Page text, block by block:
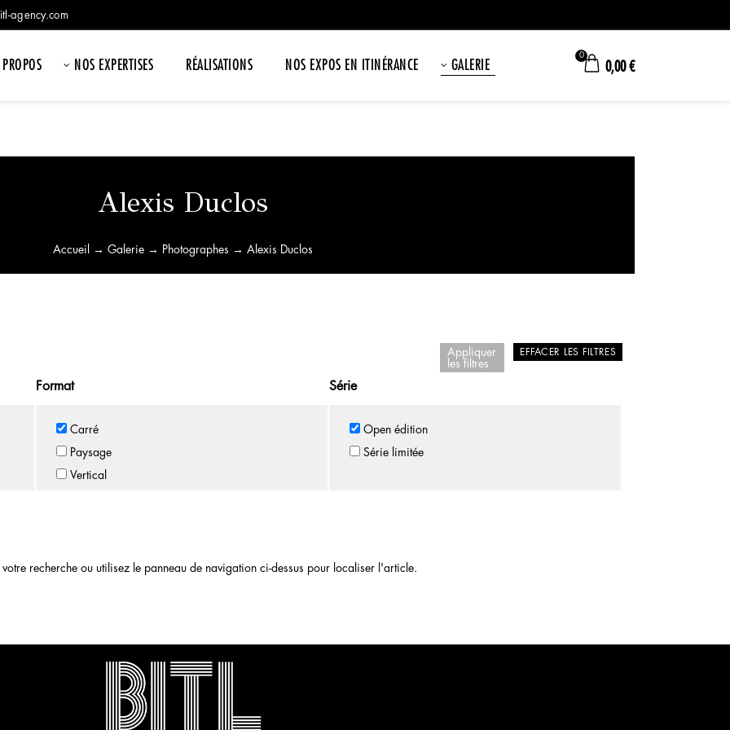
agency.com
NOS EXPERTISES RÉALISATIONS NOS EXPOS EN ITINÉRANCE GALERIE
0
0,00€
Alexis Duclos
Accueil → Galerie→ Photographes → Alexis Duclos
EFFACER LES FILTRES
Format
Carré
Paysage
Vertical
Série
Open édition
Série limitée
Appliquer
les filtres
recherche ou utilisez le panneau de navigation ci-dessus pour localiser l'article.